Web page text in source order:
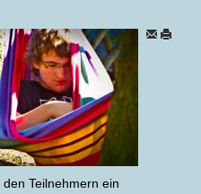
Teilnehmern ein